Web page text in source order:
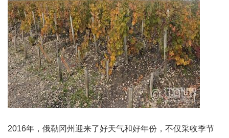
2016年，俄勒冈州迎来了好天气和好年份，不仅采收季节